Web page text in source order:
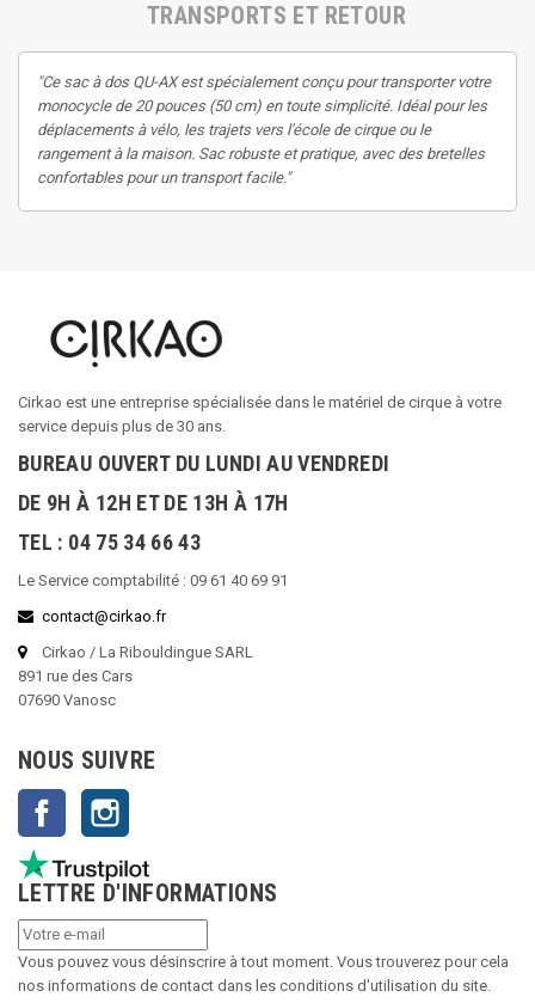
TRANSPORTS ET RETOUR
"Ce sac à dos QU-AX est spécialement conçu pour transporter votre
monocycle de 20 pouces (50 cm) en toute simplicité. Idéal pour les
déplacements à vélo, les trajets vers l'école de cirque ou le
rangement à la maison. Sac robuste et pratique, avec des bretelles
confortables pour un transport facile."
Cirkao est une entreprise spécialisée dans le matériel de cirque à votre
service depuis plus de 30 ans.
BUREAU OUVERT DU LUNDI AU VENDREDI
DE 9H À 12H ET DE 13H À 17H
TEL : 04 75 34 66 43
Le Service comptabilité : 09 61 40 69 91
contact@cirkao.fr
Cirkao / La Ribouldingue SARL
891 rue des Cars
07690 Vanosc
NOUS SUIVRE
Facebook
LETTRE D'INFORMATIONS
Vous pouvez vous désinscrire à tout moment. Vous trouverez pour cela
nos informations de contact dans les conditions d'utilisation du site.